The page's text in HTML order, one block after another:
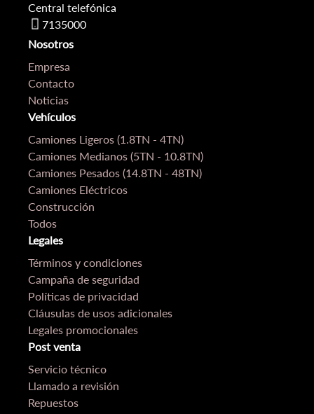
Central telefónica
7135000
Nosotros
Empresa
Contacto
Noticias
Vehículos
Camiones Ligeros (1.8TN - 4TN)
Camiones Medianos (5TN - 10.8TN)
Camiones Pesados (14.8TN - 48TN)
Camiones Eléctricos
Construcción
Todos
Legales
Términos y condiciones
Campaña de seguridad
Políticas de privacidad
Cláusulas de usos adicionales
Legales promocionales
Post venta
Servicio técnico
Llamado a revisión
Repuestos